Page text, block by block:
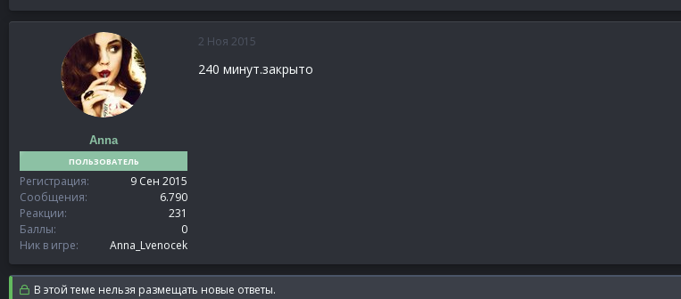
Anna
ПОЛЬЗОВАТЕЛЬ
Регистрация
9 Сен 2015
Сообщения
6.790
Реакции
231
Баллы
0
Ник в игре
Anna_Lvenocek
2 Ноя 2015
240 минут.закрыто
В этой теме нельзя размещать новые ответы.